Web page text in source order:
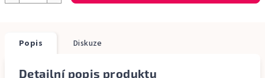
Popis Diskuze
Detailní popis produktu